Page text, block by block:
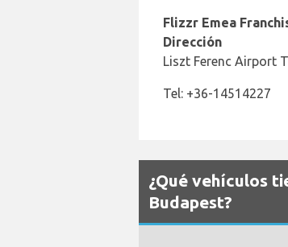
Flizzr Emea
Dirección
Liszt Ferenc Airport
Tel: +36-14514227
¿Qué vehículos
Budapest?